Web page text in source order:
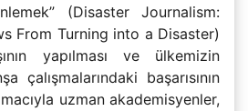
(Disaster Journalism:
From Turning into a Disaster)
yapılması ve ülkemizin
çalışmalarındaki başarısının
uzman akademisyenler,